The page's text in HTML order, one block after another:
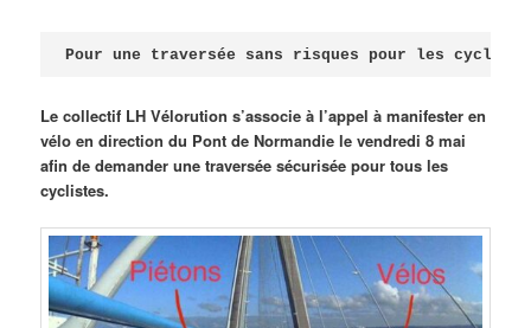
Pour une traversée sans risques pour les
Le collectif LH Vélorution s’associe à l’appel à manifester en
vélo en direction du Pont de Normandie le vendredi 8 mai
afin de demander une traversée sécurisée pour tous les
cyclistes.